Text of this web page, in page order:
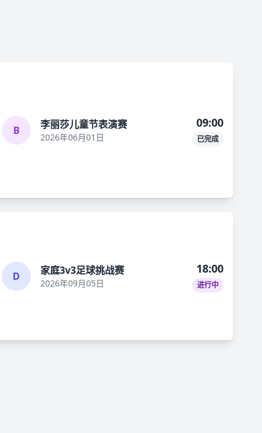
B 李丽莎儿童节表演赛
2026年06月01日
09:00
已完成
D 家庭3v3足球挑战赛
2026年09月05日
18:00
进行中